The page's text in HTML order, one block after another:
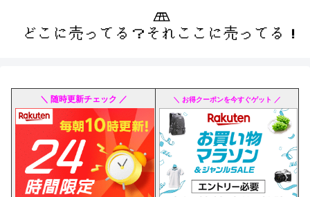
＼ 随時更新チェック ／ ＼ お得クーポンを今すぐゲット ／